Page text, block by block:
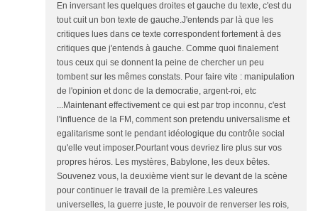
En inversant les quelques droites et gauche du texte, c'est du
tout cuit un bon texte de gauche.J'entends par là que les
critiques lues dans ce texte correspondent fortement à des
critiques que j'entends à gauche. Comme quoi finalement
tous ceux qui se donnent la peine de chercher un peu
tombent sur les mêmes constats. Pour faire vite : manipulation
de l'opinion et donc de la democratie, argent-roi, etc
...Maintenant effectivement ce qui est par trop inconnu, c'est
l'influence de la FM, comment son pretendu universalisme et
egalitarisme sont le pendant idéologique du contrôle social
qu'elle veut imposer.Pourtant vous devriez lire plus sur vos
propres héros. Les mystères, Babylone, les deux bêtes.
Souvenez vous, la deuxième vient sur le devant de la scène
pour continuer le travail de la première.Les valeures
universelles, la guerre juste, le pouvoir de renverser les rois,